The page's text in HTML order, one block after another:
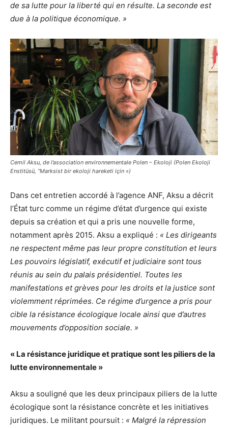
de sa lutte pour la liberté qui en résulte. La seconde est
due à la politique économique. »
Cemil Aksu, de l’association environnementale Polen – Ekoloji (Polen Ekoloji
Enstitüsü, “Marksist bir ekoloji hareketi için »)
Dans cet entretien accordé à l’agence ANF, Aksu a décrit
l’État turc comme un régime d’état d’urgence qui existe
depuis sa création et qui a pris une nouvelle forme,
notamment après 2015. Aksu a expliqué : « Les dirigeants
ne respectent même pas leur propre constitution et leurs
Les pouvoirs législatif, exécutif et judiciaire sont tous
réunis au sein du palais présidentiel. Toutes les
manifestations et grèves pour les droits et la justice sont
violemment réprimées. Ce régime d’urgence a pris pour
cible la résistance écologique locale ainsi que d’autres
mouvements d’opposition sociale. »
« La résistance juridique et pratique sont les piliers de la
lutte environnementale »
Aksu a souligné que les deux principaux piliers de la lutte
écologique sont la résistance concrète et les initiatives
juridiques. Le militant poursuit : « Malgré la répression